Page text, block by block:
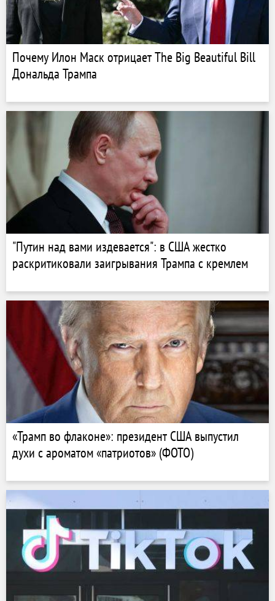
Почему Илон Маск отрицает The Big Beautiful Bill
Дональда Трампа
"Путин над вами издевается": в США жестко
раскритиковали заигрывания Трампа с кремлем
«Трамп во флаконе»: президент США выпустил
духи с ароматом «патриотов» (ФОТО)